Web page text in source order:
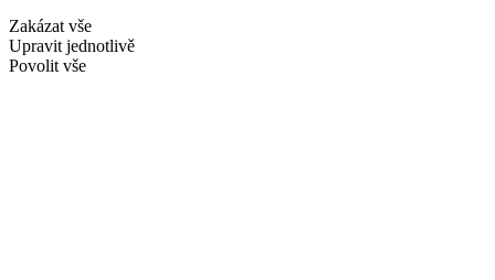
Zakázat vše
Upravit jednotlivě
Povolit vše